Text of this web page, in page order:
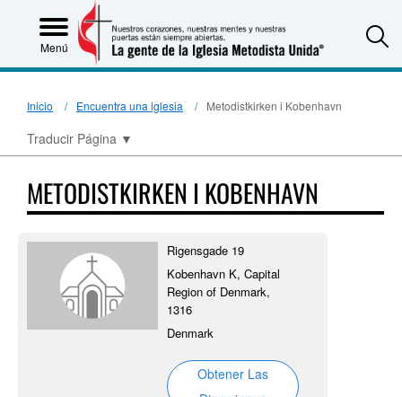
Menú
Inicio Encuentra una iglesia Metodistkirken i Kobenhavn
Traducir Página ▼
METODISTKIRKEN I KOBENHAVN
Rigensgade 19
Kobenhavn K, Capital
Region of Denmark,
1316
Denmark
Obtener Las